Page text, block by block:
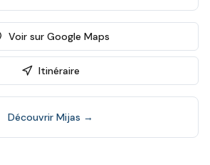
Voir sur Google Maps
Itinéraire
Découvrir Mijas →